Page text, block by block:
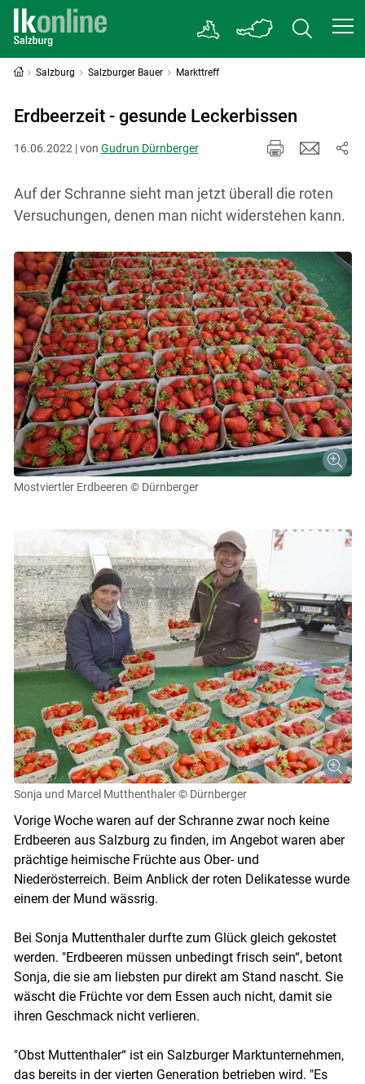
Skip to main content
Salzburg Salzburger Bauer Markttreff
Erdbeerzeit - gesunde Leckerbissen
16.06.2022 | von Gudrun Dürnberger
Auf der Schranne sieht man jetzt überall die roten
Versuchungen, denen man nicht widerstehen kann.
Mostviertler Erdbeeren © Dürnberger
Sonja und Marcel Mutthenthaler © Dürnberger
Vorige Woche waren auf der Schranne zwar noch keine
Erdbeeren aus Salzburg zu finden, im Angebot waren aber
prächtige heimische Früchte aus Ober- und
Niederösterreich. Beim Anblick der roten Delikatesse wurde
einem der Mund wässrig.
Bei Sonja Muttenthaler durfte zum Glück gleich gekostet
werden. "Erdbeeren müssen unbedingt frisch sein“, betont
Sonja, die sie am liebsten pur direkt am Stand nascht. Sie
wäscht die Früchte vor dem Essen auch nicht, damit sie
ihren Geschmack nicht verlieren.
"Obst Muttenthaler“ ist ein Salzburger Marktunternehmen,
das bereits in der vierten Generation betrieben wird. "Es